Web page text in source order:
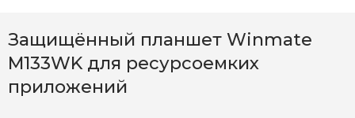
Защищённый планшет Winmate
M133WK для ресурсоемких
приложений